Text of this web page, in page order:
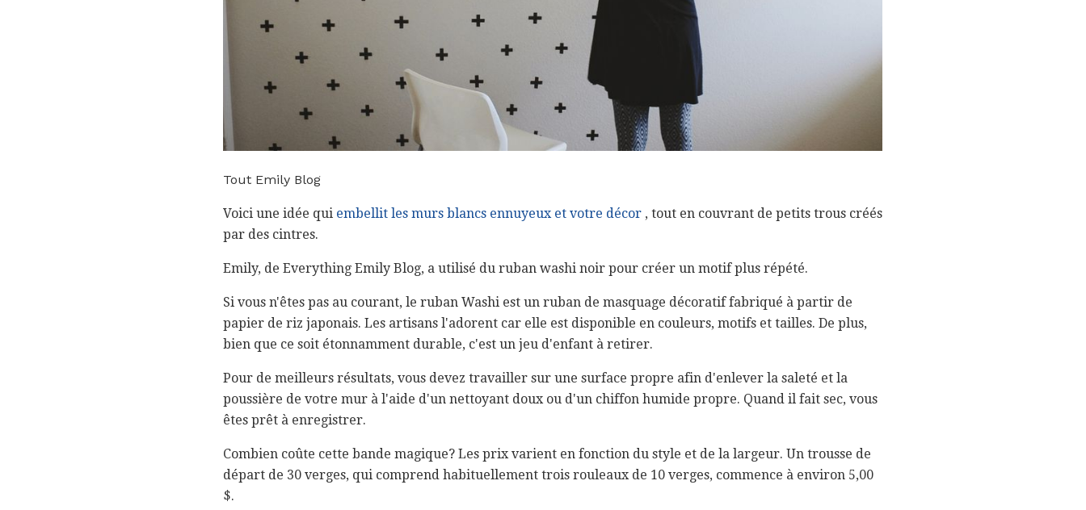
Tout Emily Blog
Voici une idée qui embellit les murs blancs ennuyeux et votre décor , tout en couvrant de petits trous créés
par des cintres.
Emily, de Everything Emily Blog, a utilisé du ruban washi noir pour créer un motif plus répété.
Si vous n'êtes pas au courant, le ruban Washi est un ruban de masquage décoratif fabriqué à partir de
papier de riz japonais. Les artisans l'adorent car elle est disponible en couleurs, motifs et tailles. De plus,
bien que ce soit étonnamment durable, c'est un jeu d'enfant à retirer.
Pour de meilleurs résultats, vous devez travailler sur une surface propre afin d'enlever la saleté et la
poussière de votre mur à l'aide d'un nettoyant doux ou d'un chiffon humide propre. Quand il fait sec, vous
êtes prêt à enregistrer.
Combien coûte cette bande magique? Les prix varient en fonction du style et de la largeur. Un trousse de
départ de 30 verges, qui comprend habituellement trois rouleaux de 10 verges, commence à environ 5,00
$.